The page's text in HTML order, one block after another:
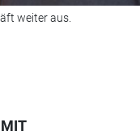
weiter aus.
MIT